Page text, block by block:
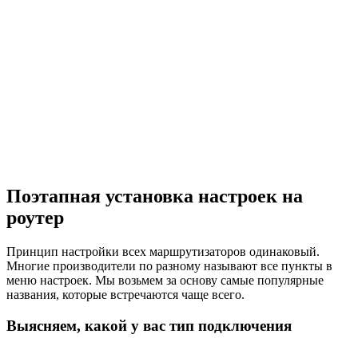
Поэтапная установка настроек на
роутер
Принцип настройки всех маршрутизаторов одинаковый.
Многие производители по разному называют все пункты в
меню настроек. Мы возьмем за основу самые популярные
названия, которые встречаются чаще всего.
Выясняем, какой у вас тип подключения